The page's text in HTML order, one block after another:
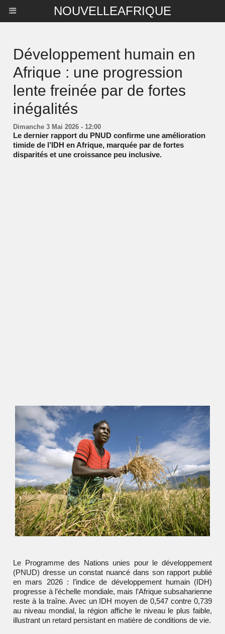
NOUVELLEAFRIQUE
Développement humain en
Afrique : une progression
lente freinée par de fortes
inégalités
Dimanche 3 Mai 2026 - 12:00
Le dernier rapport du PNUD confirme une amélioration
timide de l’IDH en Afrique, marquée par de fortes
disparités et une croissance peu inclusive.
Le Programme des Nations unies pour le développement
(PNUD) dresse un constat nuancé dans son rapport publié
en mars 2026 : l’indice de développement humain (IDH)
progresse à l’échelle mondiale, mais l’Afrique subsaharienne
reste à la traîne. Avec un IDH moyen de 0,547 contre 0,739
au niveau mondial, la région affiche le niveau le plus faible,
illustrant un retard persistant en matière de conditions de vie.